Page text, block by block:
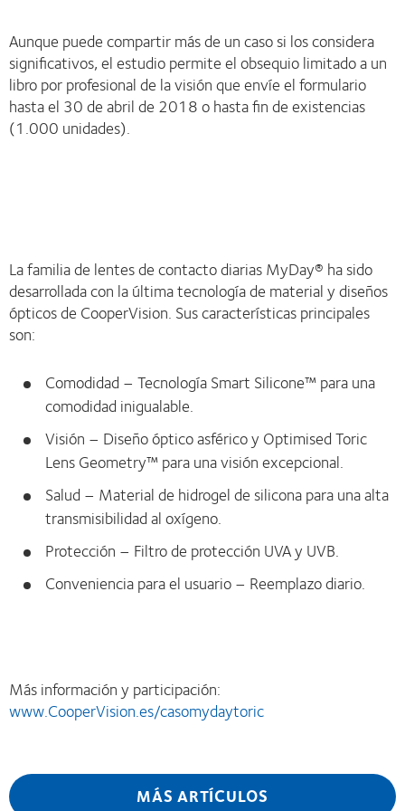
Aunque puede compartir más de un caso si los considera
significativos, el estudio permite el obsequio limitado a un
libro por profesional de la visión que envíe el formulario
hasta el 30 de abril de 2018 o hasta fin de existencias
(1.000 unidades).
La familia de lentes de contacto diarias MyDay® ha sido
desarrollada con la última tecnología de material y diseños
ópticos de CooperVision. Sus características principales
son:
Comodidad – Tecnología Smart Silicone™ para una
comodidad inigualable.
Visión – Diseño óptico asférico y Optimised Toric
Lens Geometry™ para una visión excepcional.
Salud – Material de hidrogel de silicona para una alta
transmisibilidad al oxígeno.
Protección – Filtro de protección UVA y UVB.
Conveniencia para el usuario – Reemplazo diario.
Más información y participación:
www.CooperVision.es/casomydaytoric
MÁS ARTÍCULOS